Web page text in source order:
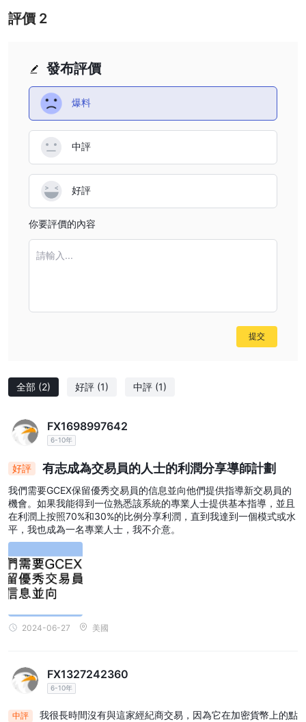
全部 (2) 好評 (1) 中評 (1)
FX1698997642
6-10年
好評 有志成為交易員的人士的利潤分享導師計劃
我們需要GCEX保留優秀交易員的信息並向他們提供指導新交易員的
機會。如果我能得到一位熟悉該系統的專業人士提供基本指導，並且
在利潤上按照70%和30%的比例分享利潤，直到我達到一個模式或水
平，我也成為一名專業人士，我不介意。
2024-06-27 美國
FX1327242360
6-10年
中評
我很長時間沒有與這家經紀商交易，因為它在加密貨幣上的點
發布評價
爆料
中評
好評
你要評價的內容
請輸入...
提交
評價 2